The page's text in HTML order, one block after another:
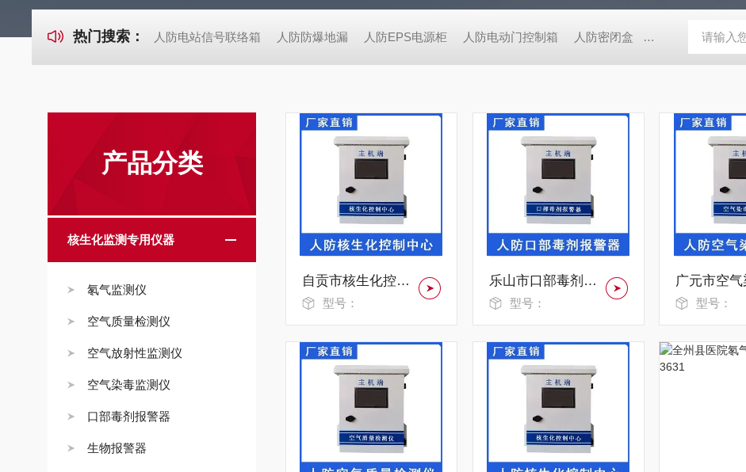
热门搜索： 人防电站信号联络箱 人防防爆地漏 人防EPS电源柜 人防电动门控制箱 人防密闭盒 一氧化碳监控系统
产品分类
核生化监测专用仪器
氡气监测仪
空气质量检测仪
空气放射性监测仪
空气染毒监测仪
口部毒剂报警器
生物报警器
自贡市核生化控制中心GHUI-4695
型号：
乐山市口部毒剂报警器HJIK-4952
型号： 型号：